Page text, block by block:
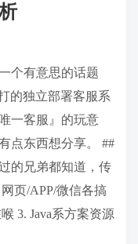
个有意思的话题
的独立部署客服系
一客服』的玩意
点东西想分享。 ##
的兄弟都知道，传
页/APP/微信各搞
3. Java系方案资源